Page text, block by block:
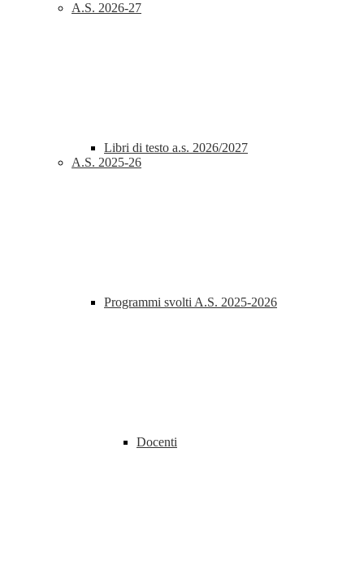
A.S. 2026-27
Libri di testo a.s. 2026/2027
A.S. 2025-26
Programmi svolti A.S. 2025-2026
Docenti